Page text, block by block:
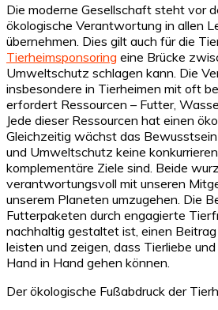
Die moderne Gesellschaft steht vor
ökologische Verantwortung in allen
übernehmen. Dies gilt auch für die
Tierheimsponsoring eine Brücke
Umweltschutz schlagen kann. Die
insbesondere in Tierheimen mit oft
erfordert Ressourcen – Futter,
Jede dieser Ressourcen hat einen
Gleichzeitig wächst das
und Umweltschutz keine
komplementäre Ziele sind. Beide
verantwortungsvoll mit unseren
unserem Planeten umzugehen. Die
Futterpaketen durch engagierte
nachhaltig gestaltet ist, einen
leisten und zeigen, dass Tierliebe
Hand in Hand gehen können.
Der ökologische Fußabdruck der